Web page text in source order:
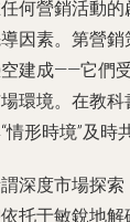
何營銷活動
因素。第營
建成——它們
環境。在教
情形時境”及時
深度市場探
托于敏銳地